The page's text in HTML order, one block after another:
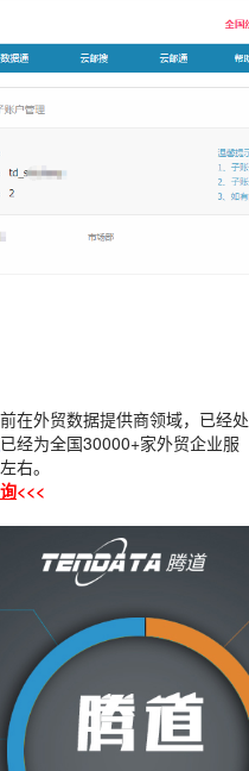
在外贸数据提供商领域，已经处
已经为全国30000+家外贸企业服
右。
<<<